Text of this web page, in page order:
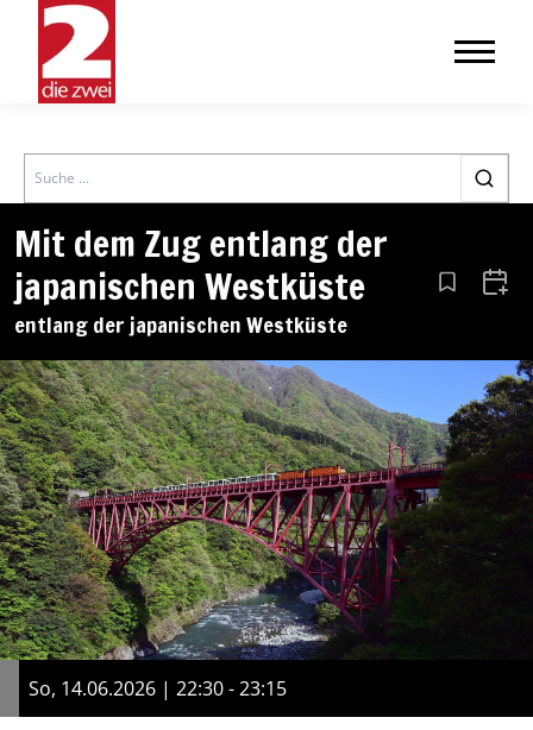
Search
Mit dem Zug entlang der
japanischen Westküste
entlang der japanischen Westküste
Aus den
So, 14.06.2026 | 22:30 - 23:15